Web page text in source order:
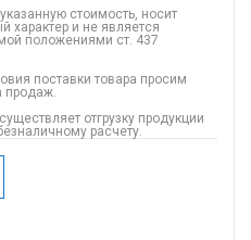
стоимость, носит
характер и не является
положениями ст. 437
поставки товара просим
продаж.
отгрузку продукции
расчету.